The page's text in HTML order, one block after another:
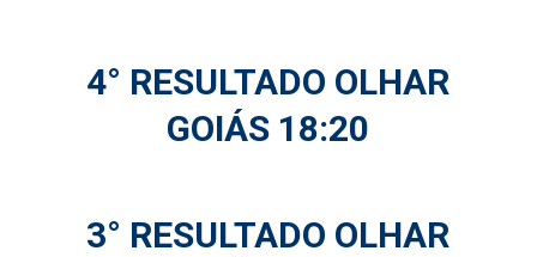
4° RESULTADO OLHAR
GOIÁS 18:20
3° RESULTADO OLHAR